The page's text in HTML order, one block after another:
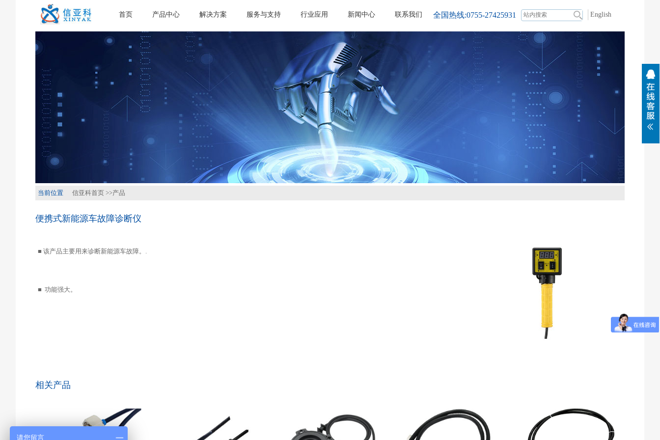
全国热线:0755-27425931 English
首页 产品中心 解决方案 服务与支持 行业应用 新闻中心 联系我们
当前位置 信亚科首页 >>产品
便携式新能源车故障诊断仪
■ 该产品主要用来诊断新能源车故障。 .
■ 功能强大。
相关产品
请您留言